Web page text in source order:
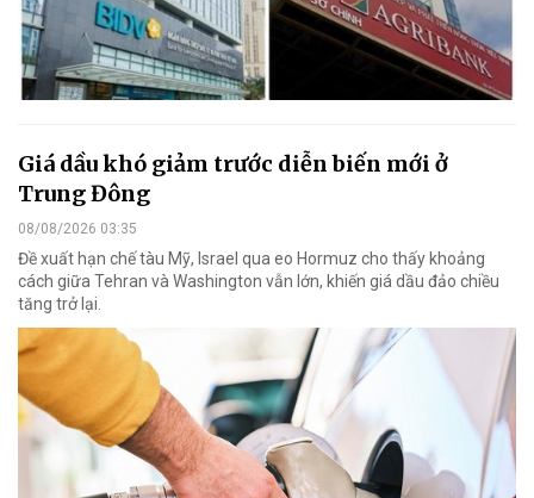
Giá dầu khó giảm trước diễn biến mới ở
Trung Đông
08/08/2026 03:35
Đề xuất hạn chế tàu Mỹ, Israel qua eo Hormuz cho thấy khoảng
cách giữa Tehran và Washington vẫn lớn, khiến giá dầu đảo chiều
tăng trở lại.